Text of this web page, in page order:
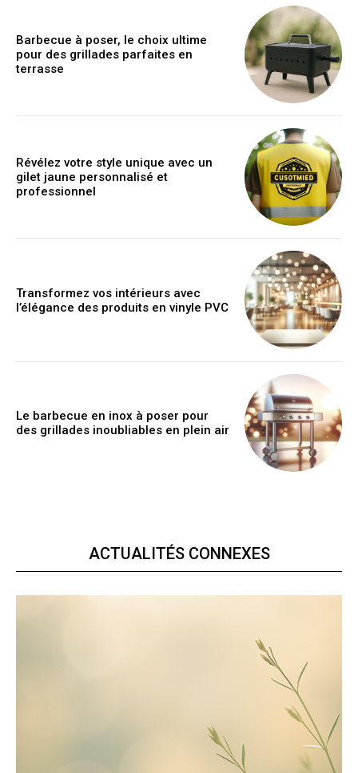
Barbecue à poser, le choix ultime
pour des grillades parfaites en
terrasse
Révélez votre style unique avec un
gilet jaune personnalisé et
professionnel
Transformez vos intérieurs avec
l’élégance des produits en vinyle PVC
Le barbecue en inox à poser pour
des grillades inoubliables en plein air
ACTUALITÉS CONNEXES